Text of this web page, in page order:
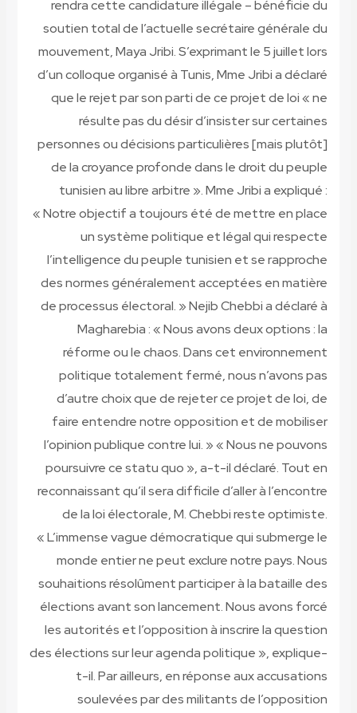
rendra cette candidature illégale – bénéficie du
soutien total de l’actuelle secrétaire générale du
mouvement, Maya Jribi. S’exprimant le 5 juillet lors
d’un colloque organisé à Tunis, Mme Jribi a déclaré
que le rejet par son parti de ce projet de loi « ne
résulte pas du désir d’insister sur certaines
personnes ou décisions particulières [mais plutôt]
de la croyance profonde dans le droit du peuple
tunisien au libre arbitre ». Mme Jribi a expliqué :
« Notre objectif a toujours été de mettre en place
un système politique et légal qui respecte
l’intelligence du peuple tunisien et se rapproche
des normes généralement acceptées en matière
de processus électoral. » Nejib Chebbi a déclaré à
Magharebia : « Nous avons deux options : la
réforme ou le chaos. Dans cet environnement
politique totalement fermé, nous n’avons pas
d’autre choix que de rejeter ce projet de loi, de
faire entendre notre opposition et de mobiliser
l’opinion publique contre lui. » « Nous ne pouvons
poursuivre ce statu quo », a-t-il déclaré. Tout en
reconnaissant qu’il sera difficile d’aller à l’encontre
de la loi électorale, M. Chebbi reste optimiste.
« L’immense vague démocratique qui submerge le
monde entier ne peut exclure notre pays. Nous
souhaitions résolûment participer à la bataille des
élections avant son lancement. Nous avons forcé
les autorités et l’opposition à inscrire la question
des élections sur leur agenda politique », explique-
t-il. Par ailleurs, en réponse aux accusations
soulevées par des militants de l’opposition